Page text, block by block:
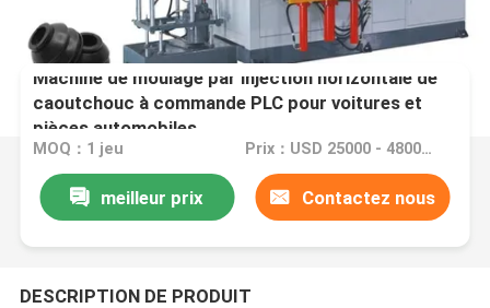
Machine de moulage par injection horizontale de
caoutchouc à commande PLC pour voitures et
pièces automobiles
MOQ：1 jeu Prix：USD 25000 - 48000/set
meilleur prix Contactez nous
DESCRIPTION DE PRODUIT